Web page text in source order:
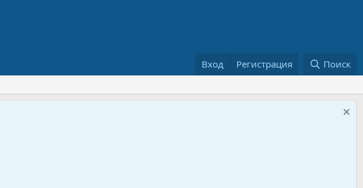
Вход Регистрация Поиск